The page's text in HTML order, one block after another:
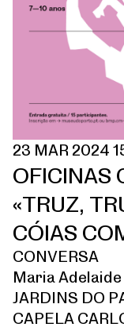
23 MAR 2024
OFICINAS
«TRUZ,
CÓIAS
CONVERSA
Maria
JARDINS DO
CAPELA